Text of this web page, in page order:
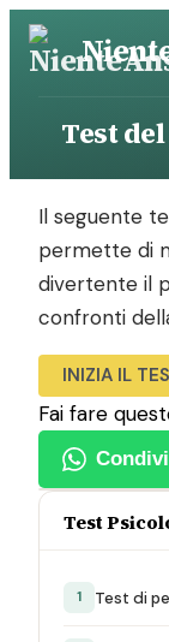
Vai
Test
Il seguente
permette di
divertente il
confronti
INIZIA IL
Fai fare
Test
1 Test di